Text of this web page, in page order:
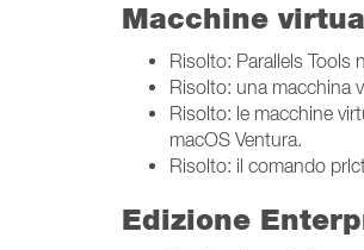
Macchine
Risolto: Parallels Tools
Risolto: una macchina
Risolto: le macchine
macOS Ventura.
Risolto: il comando
Edizione